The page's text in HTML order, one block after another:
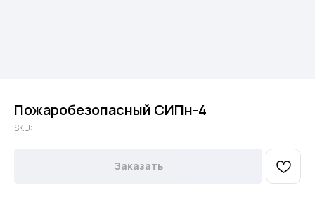
Пожаробезопасный СИПн-4
SKU:
Заказать